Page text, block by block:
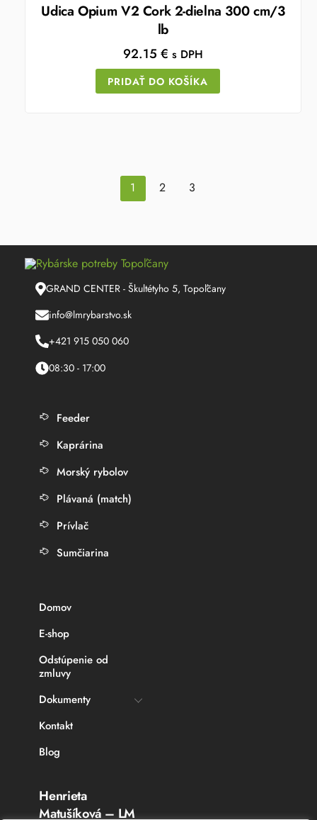
Udica Opium V2 Cork 2-dielna 300 cm/3
lb
92.15 € s DPH
PRIDAŤ DO KOŠÍKA
1 2 3
GRAND CENTER - Škultétyho 5, Topoľčany
info@lmrybarstvo.sk
+421 915 050 060
08:30 - 17:00
Feeder
Kaprárina
Morský rybolov
Plávaná (match)
Prívlač
Sumčiarina
Domov
E-shop
Odstúpenie od
zmluvy
Dokumenty
Kontakt
Blog
Henrieta
Matušíková – LM